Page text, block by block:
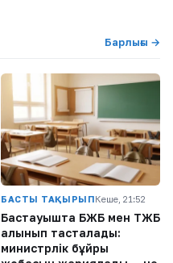
Барлығы →
БАСТЫ ТАҚЫРЫПКеше, 21:52
Бастауышта БЖБ мен ТЖБ
алынып тасталады:
министрлік бұйрық